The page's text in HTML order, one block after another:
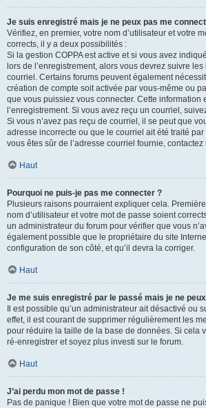
Je suis enregistré mais je ne peux pas me
Vérifiez, en premier, votre nom d’utilisateur et votre
corrects, il y a deux possibilités :
Si la gestion COPPA est active et si vous avez
lors de l’enregistrement, alors vous devrez suivre
courriel. Certains forums peuvent également
création de compte soit activée par vous-même ou
que vous puissiez vous connecter. Cette information
l’enregistrement. Si vous avez reçu un courriel,
Si vous n’avez pas reçu de courriel, il se peut que
adresse incorrecte ou que le courriel ait été traité
vous êtes sûr de l’adresse courriel fournie,
Haut
Pourquoi ne puis-je pas me connecter ?
Plusieurs raisons pourraient expliquer cela.
nom d’utilisateur et votre mot de passe soient
un administrateur du forum pour vérifier que vous
également possible que le propriétaire du site
configuration de son côté, et qu’il devra la corriger.
Haut
Je me suis enregistré par le passé mais je ne
Il est possible qu’un administrateur ait désactivé ou
effet, il est courant de supprimer régulièrement les
pour réduire la taille de la base de données. Si cela
ré-enregistrer et soyez plus investi sur le forum.
Haut
J’ai perdu mon mot de passe !
Pas de panique ! Bien que votre mot de passe ne